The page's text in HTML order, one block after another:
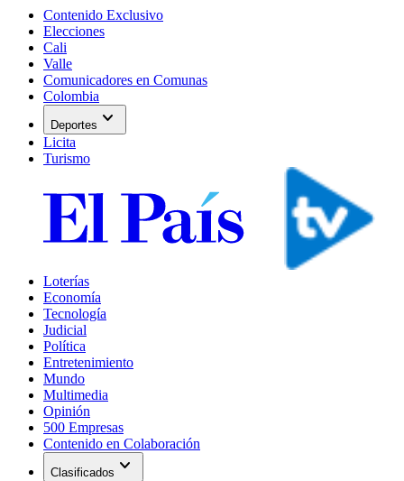
Contenido Exclusivo
Elecciones
Cali
Valle
Comunicadores en Comunas
Colombia
Deportes expand_more
Licita
Turismo
Loterías
Economía
Tecnología
Judicial
Política
Entretenimiento
Mundo
Multimedia
Opinión
500 Empresas
Contenido en Colaboración
Clasificados expand_more